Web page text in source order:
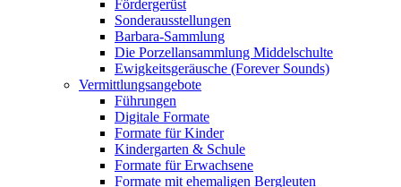
Fördergerüst
Sonderausstellungen
Barbara-Sammlung
Die Porzellansammlung Middelschulte
Ewigkeitsgeräusche (Forever Sounds)
Vermittlungsangebote
Führungen
Digitale Formate
Formate für Kinder
Kindergarten & Schule
Formate für Erwachsene
Formate mit ehemaligen Bergleuten